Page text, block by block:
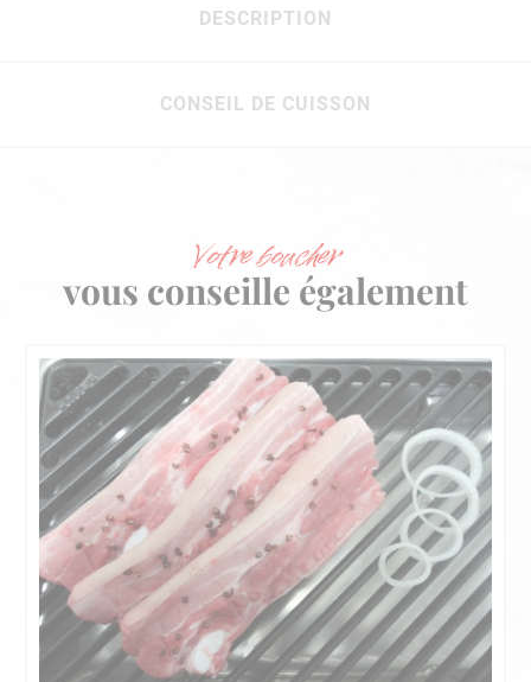
DESCRIPTION
CONSEIL DE CUISSON
Votre boucher
vous conseille également